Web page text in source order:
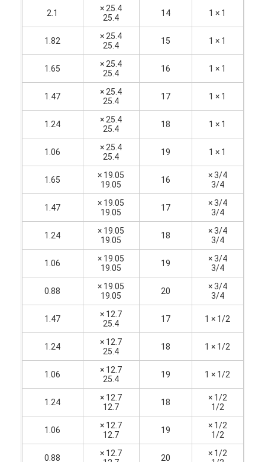
منزل
المنتجات
حول بنا
1 × 1
14
25.4 ×
25.4
2.1
1 × 1
15
25.4 ×
25.4
1.82
1 × 1
16
25.4 ×
25.4
1.65
1 × 1
17
25.4 ×
25.4
1.47
1 × 1
18
25.4 ×
25.4
1.24
1 × 1
19
25.4 ×
25.4
1.06
3/4 ×
3/4
16
19.05 ×
19.05
1.65
3/4 ×
3/4
17
19.05 ×
19.05
1.47
3/4 ×
3/4
18
19.05 ×
19.05
1.24
3/4 ×
3/4
19
19.05 ×
19.05
1.06
3/4 ×
3/4
20
19.05 ×
19.05
0.88
1/2 × 1
17
12.7 ×
25.4
1.47
1/2 × 1
18
12.7 ×
25.4
1.24
1/2 × 1
19
12.7 ×
25.4
1.06
1/2 ×
1/2
18
12.7 ×
12.7
1.24
1/2 ×
1/2
19
12.7 ×
12.7
1.06
1/2 ×
20
12.7 ×
0.88